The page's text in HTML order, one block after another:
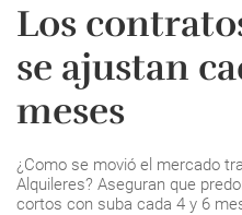
Los
se ajustan
meses
¿Como se movió el mercado
Alquileres? Aseguran que
cortos con suba cada 4 y 6